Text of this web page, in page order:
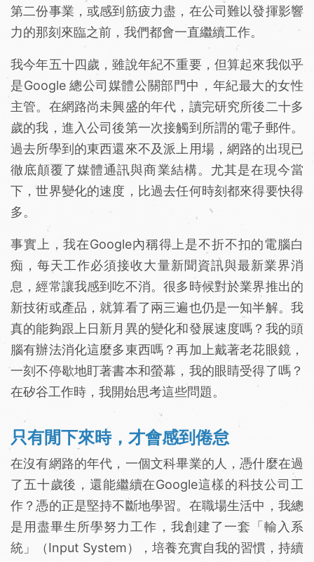
第二份事業，或感到筋疲力盡，在公司難以發揮影響
力的那刻來臨之前，我們都會一直繼續工作。
我今年五十四歲，雖說年紀不重要，但算起來我似乎
是Google 總公司媒體公關部門中，年紀最大的女性
主管。在網路尚未興盛的年代，讀完研究所後二十多
歲的我，進入公司後第一次接觸到所謂的電子郵件。
過去所學到的東西還來不及派上用場，網路的出現已
徹底顛覆了媒體通訊與商業結構。尤其是在現今當
下，世界變化的速度，比過去任何時刻都來得要快得
多。
事實上，我在Google內稱得上是不折不扣的電腦白
痴，每天工作必須接收大量新聞資訊與最新業界消
息，經常讓我感到吃不消。很多時候對於業界推出的
新技術或產品，就算看了兩三遍也仍是一知半解。我
真的能夠跟上日新月異的變化和發展速度嗎？我的頭
腦有辦法消化這麼多東西嗎？再加上戴著老花眼鏡，
一刻不停歇地盯著書本和螢幕，我的眼睛受得了嗎？
在矽谷工作時，我開始思考這些問題。
只有閒下來時，才會感到倦怠
在沒有網路的年代，一個文科畢業的人，憑什麼在過
了五十歲後，還能繼續在Google這樣的科技公司工
作？憑的正是堅持不斷地學習。在職場生活中，我總
是用盡畢生所學努力工作，我創建了一套「輸入系
統」（Input System），培養充實自我的習慣，持續